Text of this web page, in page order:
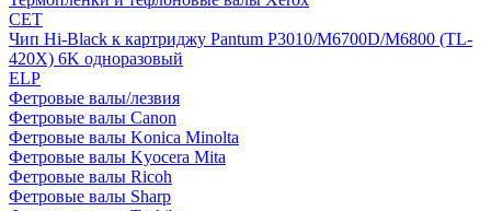
CET
Чип Hi-Black к картриджу Pantum P3010/M6700D/M6800 (TL-
420X) 6K одноразовый
ELP
Фетровые валы/лезвия
Фетровые валы Canon
Фетровые валы Konica Minolta
Фетровые валы Kyocera Mita
Фетровые валы Ricoh
Фетровые валы Sharp